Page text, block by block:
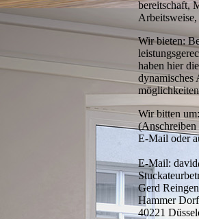
bereitschaft,
Wir bieten:
haben hier
dynamisches
Wir bitten
(Anschreiben
E-Mail oder
E-Mail:
Gerd Reingen
Hammer
40221